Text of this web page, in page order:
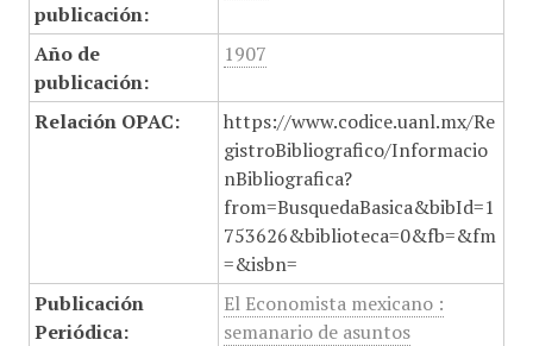
publicación:
Año de
publicación:
1907
Relación OPAC:
https://www.codice.uanl.mx/Re
gistroBibliografico/Informacio
nBibliografica?
from=BusquedaBasica&bibId=1
753626&biblioteca=0&fb=&fm
=&isbn=
Publicación
Periódica:
El Economista mexicano :
semanario de asuntos